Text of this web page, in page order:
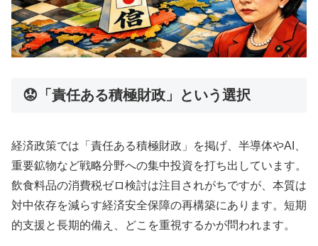
😟「責任ある積極財政」という選択
経済政策では「責任ある積極財政」を掲げ、半導体やAI、
重要鉱物など戦略分野への集中投資を打ち出しています。
飲食料品の消費税ゼロ検討は注目されがちですが、本質は
対中依存を減らす経済安全保障の再構築にあります。短期
的支援と長期的備え、どこを重視するかが問われます。